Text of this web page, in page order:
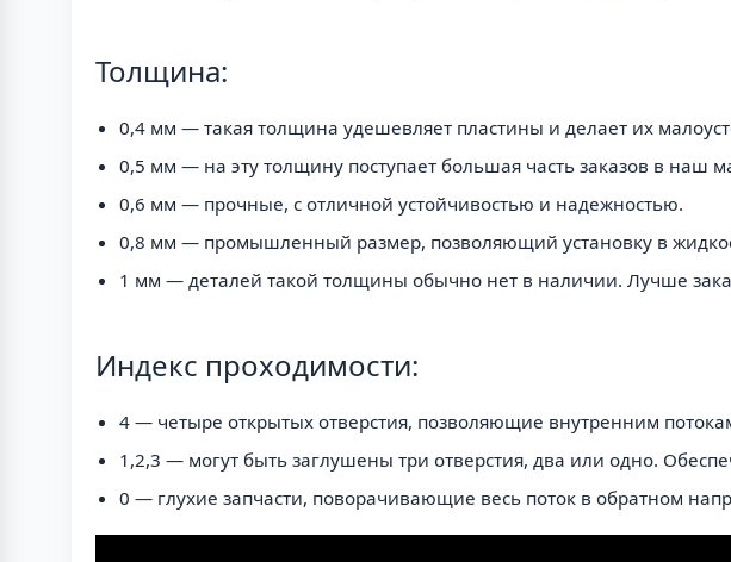
Толщина:
0,4 мм — такая толщина удешевляет пластины и делает их
0,5 мм — на эту толщину поступает большая часть заказов в наш
0,6 мм — прочные, с отличной устойчивостью и надежностью.
0,8 мм — промышленный размер, позволяющий установку в
1 мм — деталей такой толщины обычно нет в наличии. Лучше
Индекс проходимости:
4 — четыре открытых отверстия, позволяющие внутренним
1,2,3 — могут быть заглушены три отверстия, два или одно.
0 — глухие запчасти, поворачивающие весь поток в обратном